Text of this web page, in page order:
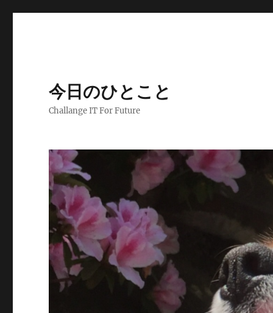
今日のひとこと
Challange IT For Future